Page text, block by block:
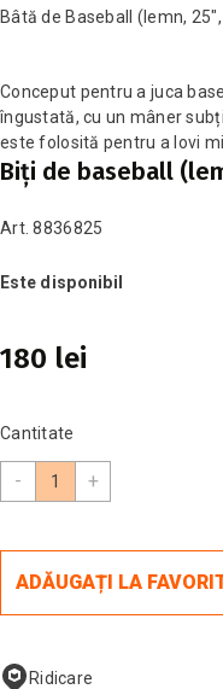
Bâtă de Baseball (lemn,
Conceput pentru a juca
îngustată, cu un mâner
este folosită pentru a lovi
Biţi de baseball
Art. 8836825
Este disponibil
180 lei
Cantitate
- +
ADĂUGAȚI LA
Ridicare